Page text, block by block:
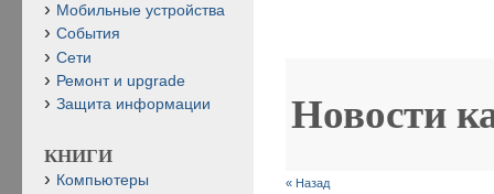
Новости
« Назад
Мобильные устройства
События
Сети
Ремонт и upgrade
Защита информации
КНИГИ
Компьютеры